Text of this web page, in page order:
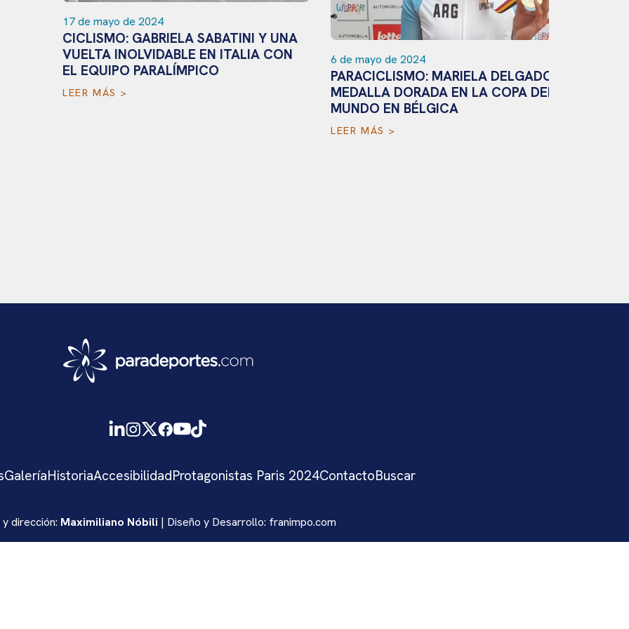
17 de mayo de 2024
CICLISMO: GABRIELA SABATINI Y UNA
VUELTA INOLVIDABLE EN ITALIA CON
EL EQUIPO PARALÍMPICO
LEER MÁS >
6 de mayo de 2024
PARACICLISMO: MARIELA DELGADO,
MEDALLA DORADA EN LA COPA DEL
MUNDO EN BÉLGICA
LEER MÁS >
GaleríaHistoriaAccesibilidadProtagonistas Paris 2024ContactoBuscar
y dirección: Maximiliano Nóbili | Diseño y Desarrollo: franimpo.com